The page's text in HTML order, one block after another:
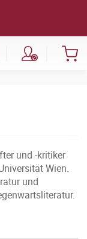
und -kritiker
Wien.
und